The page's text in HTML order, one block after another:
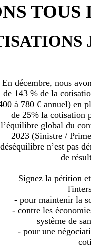
En décembre, nous
de 143 % de la
à 780 € annuel) en
de 25% la cotisation
l’équilibre global du
2023 (Sinistre /
déséquilibre n’est pas
de
Signez la pétition
- pour maintenir la
- contre les
système de
- pour une